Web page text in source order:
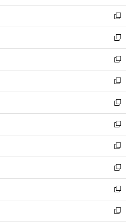
開
く
ウ
で
開
く
ン
ド
ウ
で
開
く
ウ
ィ
ン
ド
ウ
で
開
く
新
し
い
ウ
ィ
ン
ド
ウ
で
開
く
新
し
い
ウ
ィ
ン
ド
ウ
で
開
く
新
し
い
ウ
ィ
ン
ド
ウ
で
開
く
新
し
い
ウ
ィ
ン
ド
ウ
で
開
く
新
し
い
ウ
ィ
ン
ド
ウ
で
開
く
新
し
い
ウ
ィ
ン
ド
ウ
で
開
新
し
い
ウ
ィ
ン
ド
ウ
新
し
い
ウ
ィ
新
し
い
新